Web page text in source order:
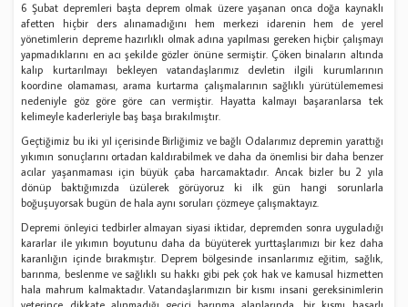
6 Şubat depremleri başta deprem olmak üzere yaşanan onca doğa kaynaklı
afetten hiçbir ders alınamadığını hem merkezi idarenin hem de yerel
yönetimlerin depreme hazırlıklı olmak adına yapılması gereken hiçbir çalışmayı
yapmadıklarını en acı şekilde gözler önüne sermiştir. Çöken binaların altında
kalıp kurtarılmayı bekleyen vatandaşlarımız devletin ilgili kurumlarının
koordine olamaması, arama kurtarma çalışmalarının sağlıklı yürütülememesi
nedeniyle göz göre göre can vermiştir. Hayatta kalmayı başaranlarsa tek
kelimeyle kaderleriyle baş başa bırakılmıştır.
Geçtiğimiz bu iki yıl içerisinde Birliğimiz ve bağlı Odalarımız depremin yarattığı
yıkımın sonuçlarını ortadan kaldırabilmek ve daha da önemlisi bir daha benzer
acılar yaşanmaması için büyük çaba harcamaktadır. Ancak bizler bu 2 yıla
dönüp baktığımızda üzülerek görüyoruz ki ilk gün hangi sorunlarla
boğuşuyorsak bugün de hala aynı soruları çözmeye çalışmaktayız.
Depremi önleyici tedbirler almayan siyasi iktidar, depremden sonra uyguladığı
kararlar ile yıkımın boyutunu daha da büyüterek yurttaşlarımızı bir kez daha
karanlığın içinde bırakmıştır. Deprem bölgesinde insanlarımız eğitim, sağlık,
barınma, beslenme ve sağlıklı su hakkı gibi pek çok hak ve kamusal hizmetten
hala mahrum kalmaktadır. Vatandaşlarımızın bir kısmı insani gereksinimlerin